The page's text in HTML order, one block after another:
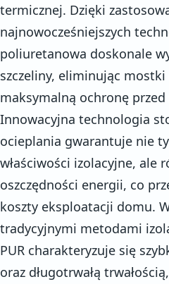
termicznej. Dzięki
najnowocześniejszych
poliuretanowa doskonale
szczeliny, eliminując
maksymalną ochronę przed
Innowacyjna technologia
ocieplania gwarantuje nie
właściwości izolacyjne, ale
oszczędności energii, co
koszty eksploatacji domu.
tradycyjnymi metodami
PUR charakteryzuje się
oraz długotrwałą